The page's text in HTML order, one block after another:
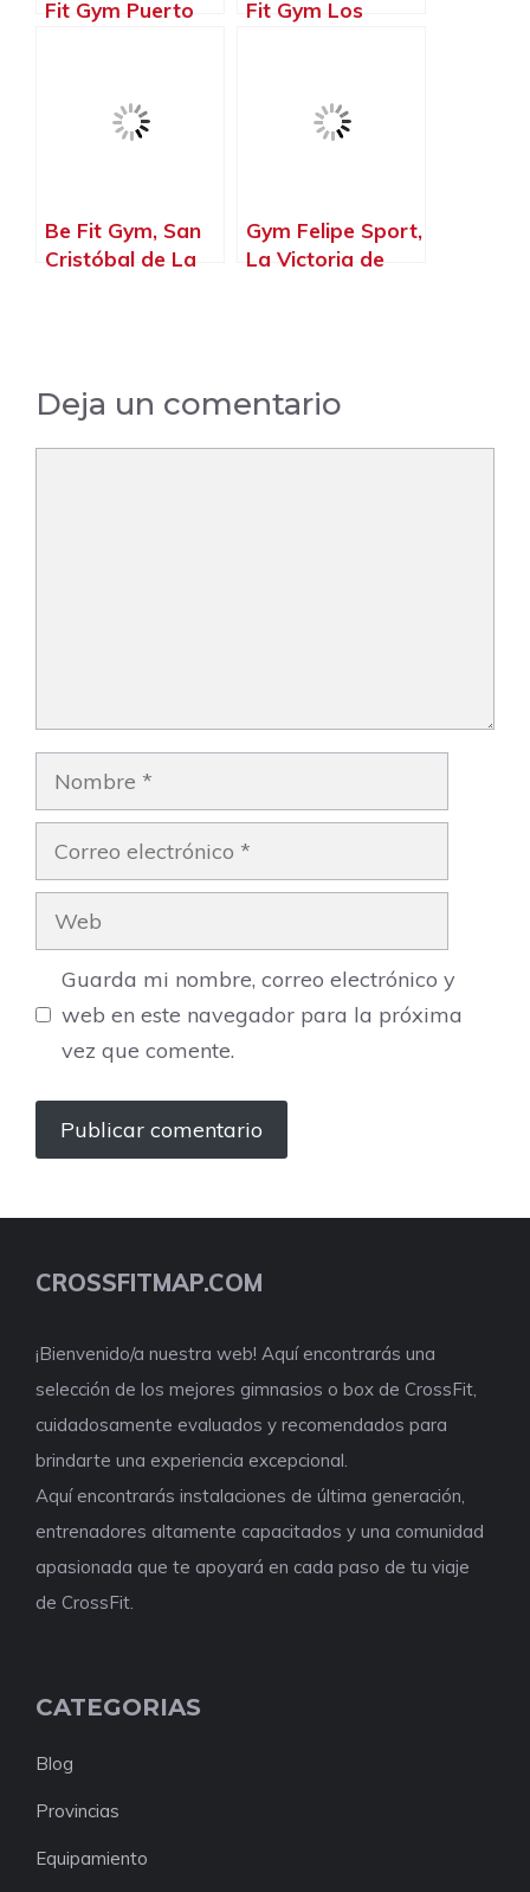
Fit Gym Puerto
Cruz de Tenerife
Fit Gym Los
Tenerife
Be Fit Gym, San
Cristóbal de La
Gym Felipe Sport,
La Victoria de
Deja un comentario
Nombre
Correo
electrónico
Web
Guarda mi nombre, correo electrónico y
web en este navegador para la próxima
vez que comente.
CROSSFITMAP.COM
¡Bienvenido/a nuestra web! Aquí encontrarás una
selección de los mejores gimnasios o box de CrossFit,
cuidadosamente evaluados y recomendados para
brindarte una experiencia excepcional.
Aquí encontrarás instalaciones de última generación,
entrenadores altamente capacitados y una comunidad
apasionada que te apoyará en cada paso de tu viaje
de CrossFit.
CATEGORIAS
Blog
Provincias
Equipamiento